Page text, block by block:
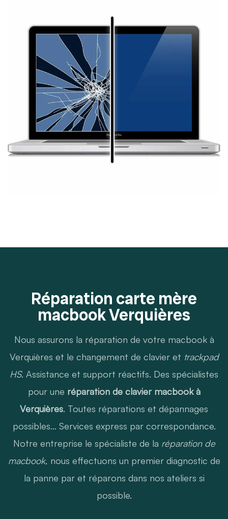
Réparation carte mère
macbook Verquières
Nous assurons la réparation de votre macbook à
Verquières et le changement de clavier et trackpad
HS. Assistance et support réactifs. Des spécialistes
pour une réparation de clavier macbook à
Verquières. Toutes réparations et dépannages
possibles… Services express par correspondance.
Notre entreprise le spécialiste de la réparation de
macbook, nous effectuons un premier diagnostic de
la panne par et réparons dans nos ateliers si
possible.